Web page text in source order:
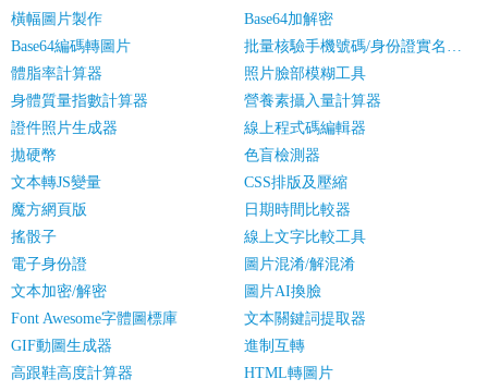
橫幅圖片製作
Base64加解密
Base64編碼轉圖片
批量核驗手機號碼/身份證實名認證
體脂率計算器
照片臉部模糊工具
身體質量指數計算器
營養素攝入量計算器
證件照片生成器
線上程式碼編輯器
拋硬幣
色盲檢測器
文本轉JS變量
CSS排版及壓縮
魔方網頁版
日期時間比較器
搖骰子
線上文字比較工具
電子身份證
圖片混淆/解混淆
文本加密/解密
圖片AI換臉
Font Awesome字體圖標庫
文本關鍵詞提取器
GIF動圖生成器
進制互轉
高跟鞋高度計算器
HTML轉圖片